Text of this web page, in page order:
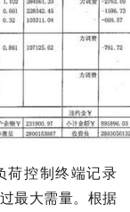
荷控制终端记录
最大需量。根据